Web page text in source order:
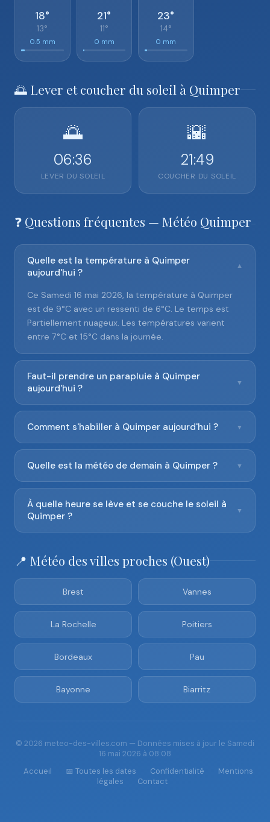
18°
13°
0.5 mm
21°
11°
0 mm
23°
14°
0 mm
🌅 Lever et coucher du soleil à Quimper
🌅
06:36
LEVER DU SOLEIL
🌇
21:49
COUCHER DU SOLEIL
❓ Questions fréquentes — Météo Quimper
Quelle est la température à Quimper
aujourd'hui ?
▼
Ce Samedi 16 mai 2026, la température à Quimper
est de 9°C avec un ressenti de 6°C. Le temps est
Partiellement nuageux. Les températures varient
entre 7°C et 15°C dans la journée.
Faut-il prendre un parapluie à Quimper
aujourd'hui ?
▼
Comment s'habiller à Quimper aujourd'hui ? ▼
Quelle est la météo de demain à Quimper ? ▼
À quelle heure se lève et se couche le soleil à
Quimper ?
▼
📍 Météo des villes proches (Ouest)
Brest Vannes
La Rochelle Poitiers
Bordeaux Pau
Bayonne Biarritz
© 2026 meteo-des-villes.com — Données mises à jour le Samedi
16 mai 2026 à 08:08
Accueil
📅 Toutes les dates Confidentialité
Mentions
légales
Contact